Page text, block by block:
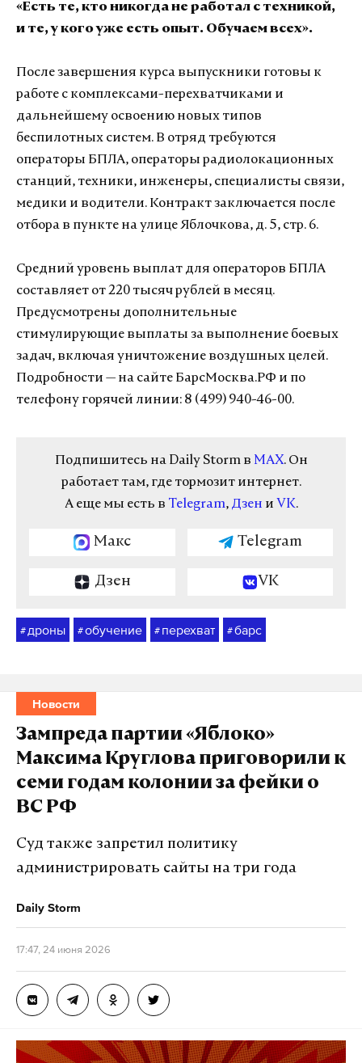
«Есть те, кто никогда не работал с техникой,
и те, у кого уже есть опыт. Обучаем всех».
После завершения курса выпускники готовы к
работе с комплексами-перехватчиками и
дальнейшему освоению новых типов
беспилотных систем. В отряд требуются
операторы БПЛА, операторы радиолокационных
станций, техники, инженеры, специалисты связи,
медики и водители. Контракт заключается после
отбора в пункте на улице Яблочкова, д. 5, стр. 6.
Средний уровень выплат для операторов БПЛА
составляет от 220 тысяч рублей в месяц.
Предусмотрены дополнительные
стимулирующие выплаты за выполнение боевых
задач, включая уничтожение воздушных целей.
Подробности — на сайте БарсМосква.РФ и по
телефону горячей линии: 8 (499) 940-46-00.
Подпишитесь на Daily Storm в MAX. Он
работает там, где тормозит интернет.
А еще мы есть в Telegram, Дзен и VK.
Макс Telegram
Дзен VK
# дроны #обучение # перехват #барс
Новости
Зампреда партии «Яблоко»
Максима Круглова приговорили к
семи годам колонии за фейки о
ВС РФ
Суд также запретил политику
администрировать сайты на три года
Daily Storm
17:47, 24 июня 2026